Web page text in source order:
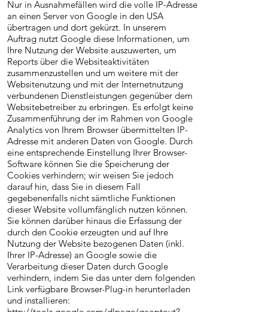
Nur in Ausnahmefällen wird die volle IP-Adresse
an einen Server von Google in den USA
übertragen und dort gekürzt. In unserem
Auftrag nutzt Google diese Informationen, um
Ihre Nutzung der Website auszuwerten, um
Reports über die Websiteaktivitäten
zusammenzustellen und um weitere mit der
Websitenutzung und mit der Internetnutzung
verbundenen Dienstleistungen gegenüber dem
Websitebetreiber zu erbringen. Es erfolgt keine
Zusammenführung der im Rahmen von Google
Analytics von Ihrem Browser übermittelten IP-
Adresse mit anderen Daten von Google. Durch
eine entsprechende Einstellung Ihrer Browser-
Software können Sie die Speicherung der
Cookies verhindern; wir weisen Sie jedoch
darauf hin, dass Sie in diesem Fall
gegebenenfalls nicht sämtliche Funktionen
dieser Website vollumfänglich nutzen können.
Sie können darüber hinaus die Erfassung der
durch den Cookie erzeugten und auf Ihre
Nutzung der Website bezogenen Daten (inkl.
Ihrer IP-Adresse) an Google sowie die
Verarbeitung dieser Daten durch Google
verhindern, indem Sie das unter dem folgenden
Link verfügbare Browser-Plug-in herunterladen
und installieren: